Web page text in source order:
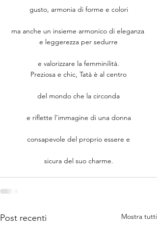
gusto, armonia di forme e colori
ma anche un insieme armonico di eleganza
e leggerezza per sedurre
e valorizzare la femminilità.
Preziosa e chic, Tatà è al centro
del mondo che la circonda
e riflette l’immagine di una donna
consapevole del proprio essere e
sicura del suo charme.
Post recenti Mostra tutti